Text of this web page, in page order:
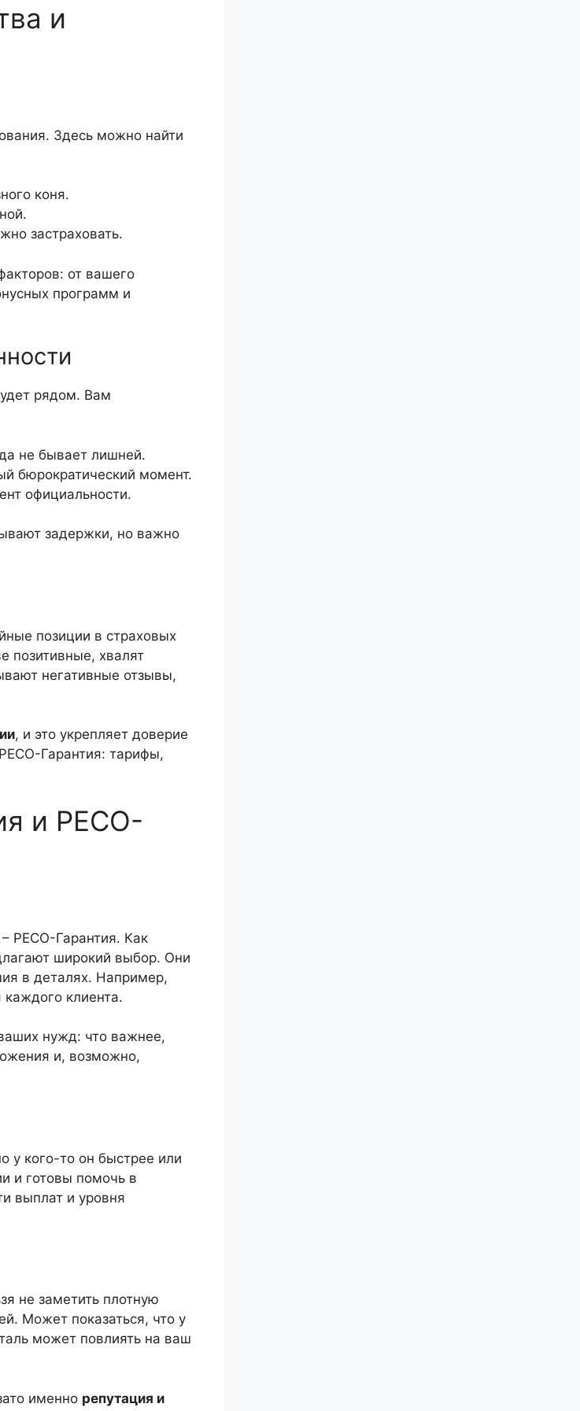
и
Здесь можно найти
коня.
застраховать.
от вашего
программ и
рядом. Вам
не бывает лишней.
бюрократический момент.
официальности.
задержки, но важно
позиции в страховых
позитивные, хвалят
негативные отзывы,
, и это укрепляет доверие
Гарантия: тарифы,
и РЕСО-
РЕСО-Гарантия. Как
широкий выбор. Они
в деталях. Например,
клиента.
нужд: что важнее,
и, возможно,
у кого-то он быстрее или
и готовы помочь в
выплат и уровня
не заметить плотную
Может показаться, что у
может повлиять на ваш
именно репутация и